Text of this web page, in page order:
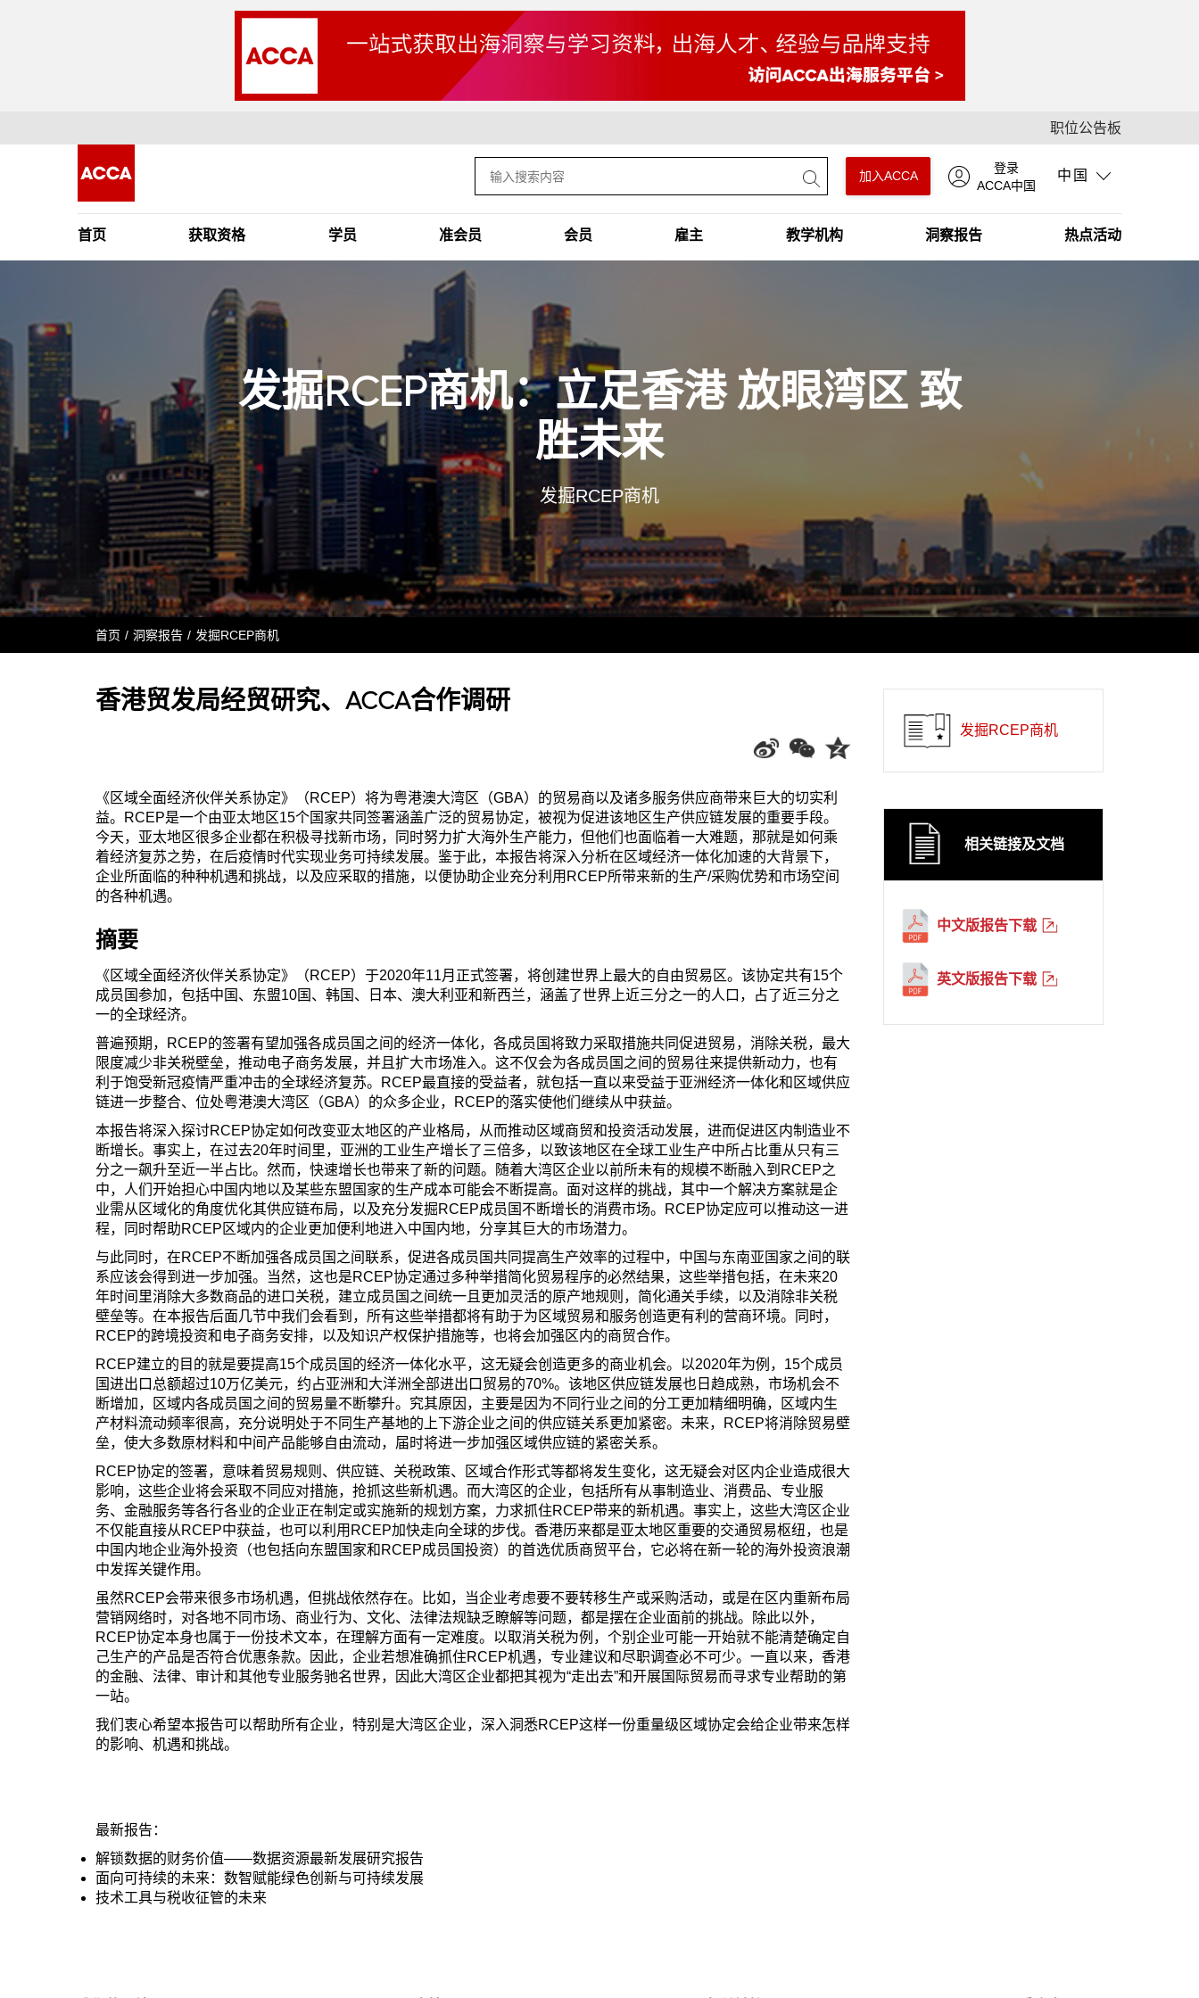
职位公告板
中国
登录
ACCA中国
加入ACCA
首页 获取资格 学员 准会员 会员 雇主 教学机构 洞察报告 热点活动
发掘RCEP商机：立足香港 放眼湾区 致
胜未来
发掘RCEP商机
首页 洞察报告 发掘RCEP商机
香港贸发局经贸研究、ACCA合作调研
《区域全面经济伙伴关系协定》（RCEP）将为粤港澳大湾区（GBA）的贸易商以及诸多服务供应商带来巨大的切实利
益。RCEP是一个由亚太地区15个国家共同签署涵盖广泛的贸易协定，被视为促进该地区生产供应链发展的重要手段。
今天，亚太地区很多企业都在积极寻找新市场，同时努力扩大海外生产能力，但他们也面临着一大难题，那就是如何乘
着经济复苏之势，在后疫情时代实现业务可持续发展。鉴于此，本报告将深入分析在区域经济一体化加速的大背景下，
企业所面临的种种机遇和挑战，以及应采取的措施，以便协助企业充分利用RCEP所带来新的生产/采购优势和市场空间
的各种机遇。
摘要
《区域全面经济伙伴关系协定》（RCEP）于2020年11月正式签署，将创建世界上最大的自由贸易区。该协定共有15个
成员国参加，包括中国、东盟10国、韩国、日本、澳大利亚和新西兰，涵盖了世界上近三分之一的人口，占了近三分之
一的全球经济。
普遍预期，RCEP的签署有望加强各成员国之间的经济一体化，各成员国将致力采取措施共同促进贸易，消除关税，最大
限度减少非关税壁垒，推动电子商务发展，并且扩大市场准入。这不仅会为各成员国之间的贸易往来提供新动力，也有
利于饱受新冠疫情严重冲击的全球经济复苏。RCEP最直接的受益者，就包括一直以来受益于亚洲经济一体化和区域供应
链进一步整合、位处粤港澳大湾区（GBA）的众多企业，RCEP的落实使他们继续从中获益。
本报告将深入探讨RCEP协定如何改变亚太地区的产业格局，从而推动区域商贸和投资活动发展，进而促进区内制造业不
断增长。事实上，在过去20年时间里，亚洲的工业生产增长了三倍多，以致该地区在全球工业生产中所占比重从只有三
分之一飙升至近一半占比。然而，快速增长也带来了新的问题。随着大湾区企业以前所未有的规模不断融入到RCEP之
中，人们开始担心中国内地以及某些东盟国家的生产成本可能会不断提高。面对这样的挑战，其中一个解决方案就是企
业需从区域化的角度优化其供应链布局，以及充分发掘RCEP成员国不断增长的消费市场。RCEP协定应可以推动这一进
程，同时帮助RCEP区域内的企业更加便利地进入中国内地，分享其巨大的市场潜力。
与此同时，在RCEP不断加强各成员国之间联系，促进各成员国共同提高生产效率的过程中，中国与东南亚国家之间的联
系应该会得到进一步加强。当然，这也是RCEP协定通过多种举措简化贸易程序的必然结果，这些举措包括，在未来20
年时间里消除大多数商品的进口关税，建立成员国之间统一且更加灵活的原产地规则，简化通关手续，以及消除非关税
壁垒等。在本报告后面几节中我们会看到，所有这些举措都将有助于为区域贸易和服务创造更有利的营商环境。同时，
RCEP的跨境投资和电子商务安排，以及知识产权保护措施等，也将会加强区内的商贸合作。
RCEP建立的目的就是要提高15个成员国的经济一体化水平，这无疑会创造更多的商业机会。以2020年为例，15个成员
国进出口总额超过10万亿美元，约占亚洲和大洋洲全部进出口贸易的70%。该地区供应链发展也日趋成熟，市场机会不
断增加，区域内各成员国之间的贸易量不断攀升。究其原因，主要是因为不同行业之间的分工更加精细明确，区域内生
产材料流动频率很高，充分说明处于不同生产基地的上下游企业之间的供应链关系更加紧密。未来，RCEP将消除贸易壁
垒，使大多数原材料和中间产品能够自由流动，届时将进一步加强区域供应链的紧密关系。
RCEP协定的签署，意味着贸易规则、供应链、关税政策、区域合作形式等都将发生变化，这无疑会对区内企业造成很大
影响，这些企业将会采取不同应对措施，抢抓这些新机遇。而大湾区的企业，包括所有从事制造业、消费品、专业服
务、金融服务等各行各业的企业正在制定或实施新的规划方案，力求抓住RCEP带来的新机遇。事实上，这些大湾区企业
不仅能直接从RCEP中获益，也可以利用RCEP加快走向全球的步伐。香港历来都是亚太地区重要的交通贸易枢纽，也是
中国内地企业海外投资（也包括向东盟国家和RCEP成员国投资）的首选优质商贸平台，它必将在新一轮的海外投资浪潮
中发挥关键作用。
虽然RCEP会带来很多市场机遇，但挑战依然存在。比如，当企业考虑要不要转移生产或采购活动，或是在区内重新布局
营销网络时，对各地不同市场、商业行为、文化、法律法规缺乏瞭解等问题，都是摆在企业面前的挑战。除此以外，
RCEP协定本身也属于一份技术文本，在理解方面有一定难度。以取消关税为例，个别企业可能一开始就不能清楚确定自
己生产的产品是否符合优惠条款。因此，企业若想准确抓住RCEP机遇，专业建议和尽职调查必不可少。一直以来，香港
的金融、法律、审计和其他专业服务驰名世界，因此大湾区企业都把其视为“走出去”和开展国际贸易而寻求专业帮助的第
一站。
我们衷心希望本报告可以帮助所有企业，特别是大湾区企业，深入洞悉RCEP这样一份重量级区域协定会给企业带来怎样
的影响、机遇和挑战。
发掘RCEP商机
相关链接及文档
中文版报告下载
英文版报告下载
最新报告：
解锁数据的财务价值——数据资源最新发展研究报告
面向可持续的未来：数智赋能绿色创新与可持续发展
技术工具与税收征管的未来